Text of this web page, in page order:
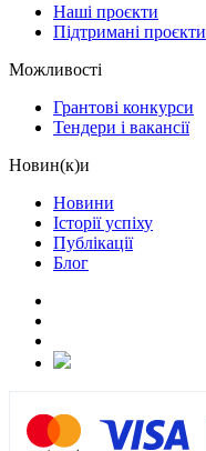
Наші проєкти
Підтримані проєкти
Можливості
Грантові конкурси
Тендери і вакансії
Новин(к)и
Новини
Історії успіху
Публікації
Блог